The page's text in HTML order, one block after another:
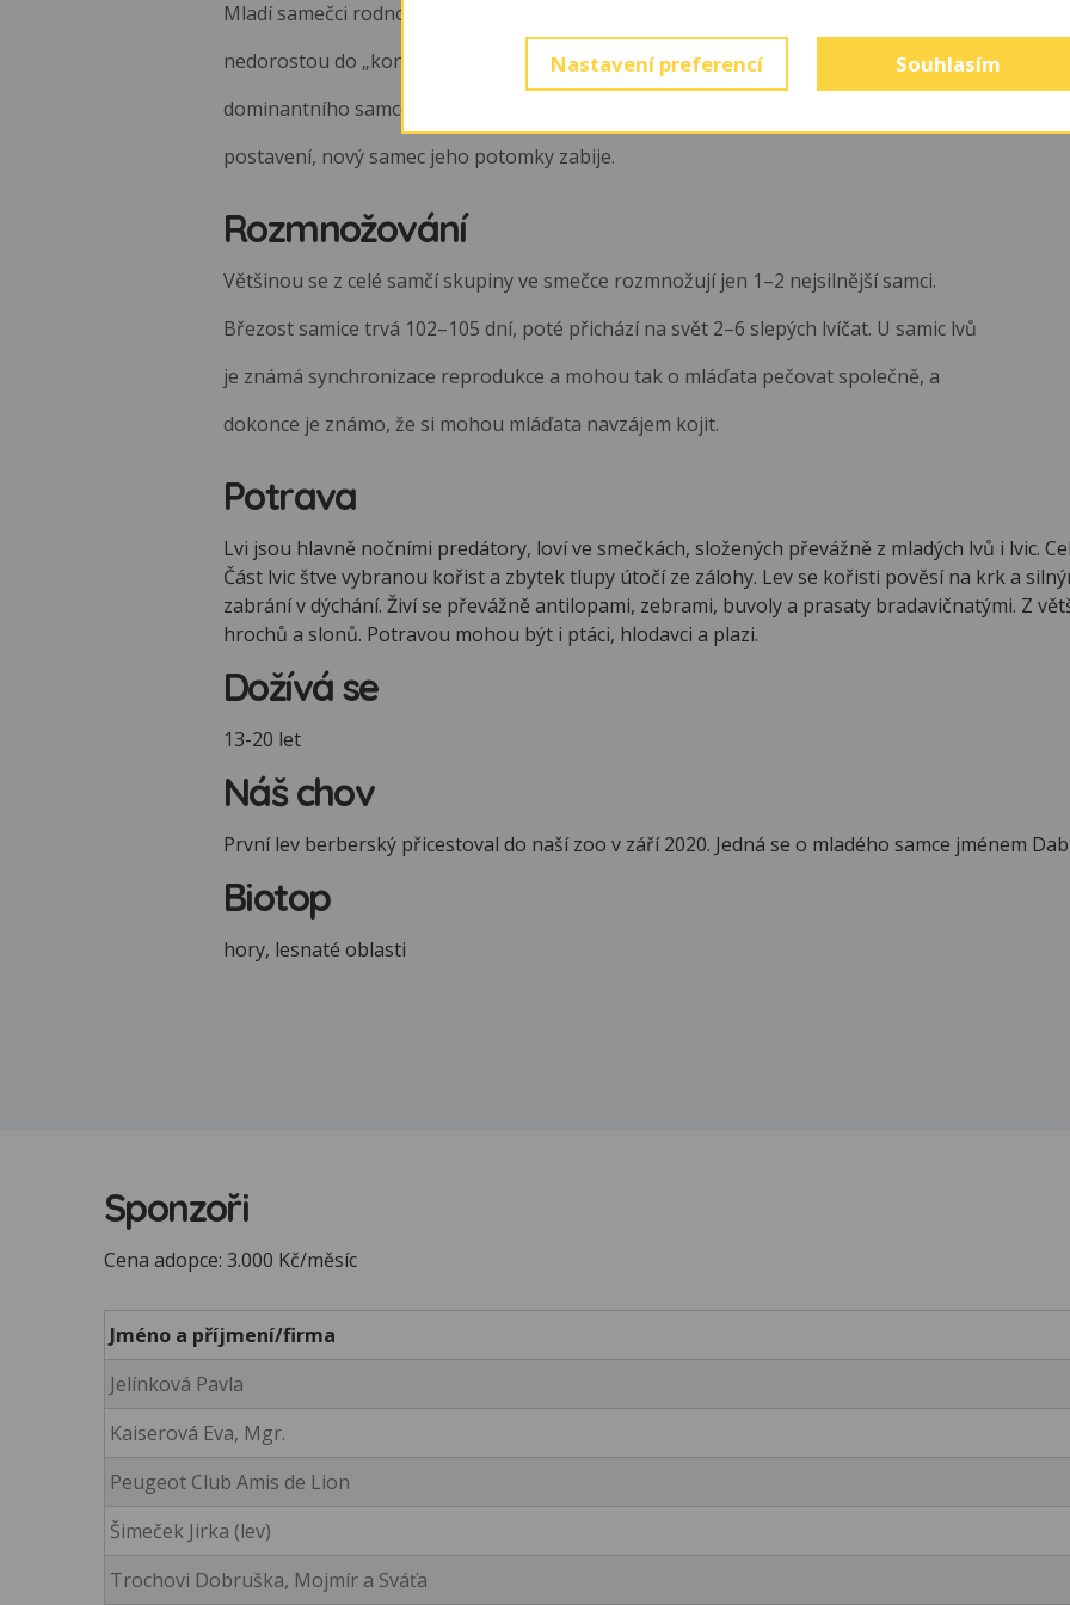
Mladí samečci rodnou smečku opouštějí, jakmile dospějí, a potulují se, dokud
nedorostou do „konkurenceschopného“ věku, poté se snaží z některé smečky vyhnat
dominantního samce a převzít jeho vládu ve smečce. Prohraje-li vůdčí samec své
postavení, nový samec jeho potomky zabije.
Rozmnožování
Většinou se z celé samčí skupiny ve smečce rozmnožují jen 1–2 nejsilnější samci.
Březost samice trvá 102–105 dní, poté přichází na svět 2–6 slepých lvíčat. U samic lvů
je známá synchronizace reprodukce a mohou tak o mláďata pečovat společně, a
dokonce je známo, že si mohou mláďata navzájem kojit.
Potrava
Lvi jsou hlavně nočními predátory, loví ve smečkách, složených převážně z mladých lvů i lvic.
Část lvic štve vybranou kořist a zbytek tlupy útočí ze zálohy. Lev se kořisti pověsí na krk a
zabrání v dýchání. Živí se převážně antilopami, zebrami, buvoly a prasaty bradavičnatými. Z
hrochů a slonů. Potravou mohou být i ptáci, hlodavci a plazi.
Dožívá se
13-20 let
Náš chov
První lev berberský přicestoval do naší zoo v září 2020. Jedná se o mladého samce jménem
Biotop
hory, lesnaté oblasti
Sponzoři
Cena adopce: 3.000 Kč/měsíc
Jméno a příjmení/firma
Jelínková Pavla
Kaiserová Eva, Mgr.
Peugeot Club Amis de Lion
Šimeček Jirka (lev)
Trochovi Dobruška, Mojmír a Sváťa
Nastavení preferencí Souhlasím